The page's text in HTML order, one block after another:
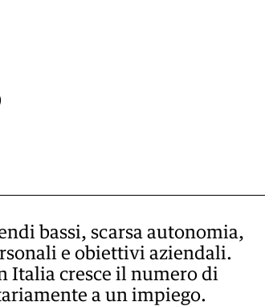
bassi, scarsa autonomia,
e obiettivi aziendali.
Italia cresce il numero di
a un impiego.